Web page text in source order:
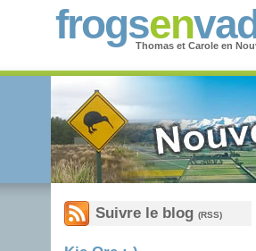
frogsen
Thomas et Carole en
Suivre le blog (RSS)